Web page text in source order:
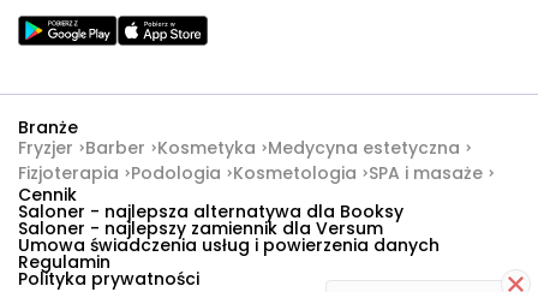
Branże
Fryzjer Barber Kosmetyka Medycyna estetyczna
Fizjoterapia Podologia Kosmetologia SPA i masaże
Cennik
Saloner - najlepsza alternatywa dla Booksy
Saloner - najlepszy zamiennik dla Versum
Umowa świadczenia usług i powierzenia danych
Regulamin
Polityka prywatności